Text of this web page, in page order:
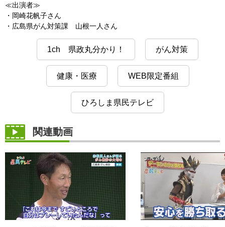
≪出演者≫
・岡崎花帆子さん
・広島県がん対策課 山根一人さん
1ch 県政丸分かり！ がん対策
健康・医療 WEB限定番組
ひろしま県民テレビ
関連動画